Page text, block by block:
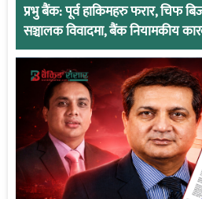
प्रभु बैंक: पूर्व हाकिमहरु फरार, चिफ
सञ्चालक विवादमा, बैंक नियामकीय